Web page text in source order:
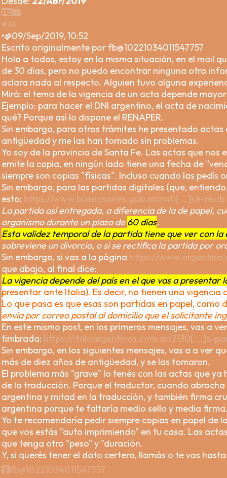
#41
•
09/Sep/2019, 10:52
Escrito originalmente por fb@10221034011547757
Hola a todos, estoy en la misma situación, en el mail
de 30 días, pero no puedo encontrar ninguna otra
aclara nada al respecto. Alguien tuvo alguna
Mirá: el tema de la vigencia de un acta depende
Ejemplo: para hacer el DNI argentino, el acta de
qué? Porque así lo dispone el RENAPER.
Sin embargo, para otros trámites he presentado
antigüedad y me las han tomado sin problemas.
Yo soy de la provincia de Santa Fe. Las actas que nos
emite la copia, en ningún lado tiene una fecha de
siempre son copias "físicas". Incluso cuando las pedís
Sin embargo, para las partidas digitales (que,
esto: https://www.buenosaires.gob.ar/noti[....]se-
La partida así entregada, a diferencia de la de papel,
organismo durante un plazo de60 días.
Esta validez temporal de la partida tiene que ver con
sobreviene un divorcio, o si se rectifica la partida por
Sin embargo, si vas a la página https://
que abajo, al final dice:
La vigencia depende del país en el que vas a presentar
presentar ante Italia). Es decir, no tienen una vigencia
Lo que pasa es que esas son partidas en papel, como
envía por correo postal al domicilio que el solicitante
En este mismo post, en los primeros mensajes, vas a
timbrada: https://italoargentinos.com.ar/2130[....]s-
Sin embargo, en los siguientes mensajes, vas a a ver
más de diez años de antigüedad, y se las tomaron.
El problema más "grave" lo tenés con las actas que
de la traducción. Porque el traductor, cuando
argentina y mitad en la traducción, y también firma
argentina porque te faltaría medio sello y media
Yo te recomendaría pedir siempre copias en papel de
que vos estás "auto imprimiendo" en tu casa. Las
que tenga otro "peso" y "duración.
Y, si querés tener el dato certero, llamás o te vas
fb@10221034011547757